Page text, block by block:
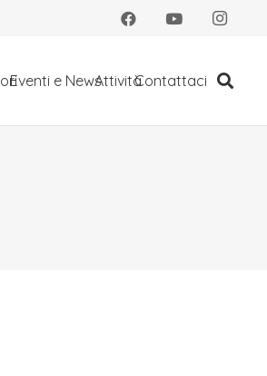
Eventi e NewsAttivitàContattaci